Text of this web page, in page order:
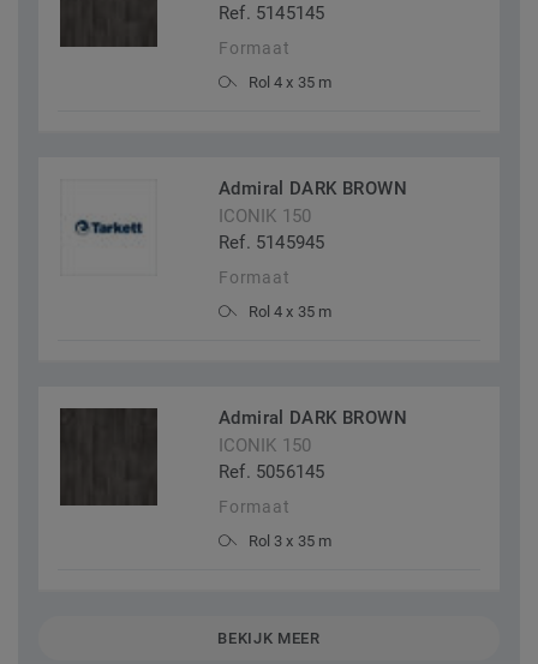
Ref. 5145145
Formaat
Rol 4 x 35 m
Admiral DARK BROWN
ICONIK 150
Ref. 5145945
Formaat
Rol 4 x 35 m
Admiral DARK BROWN
ICONIK 150
Ref. 5056145
Formaat
Rol 3 x 35 m
BEKIJK MEER